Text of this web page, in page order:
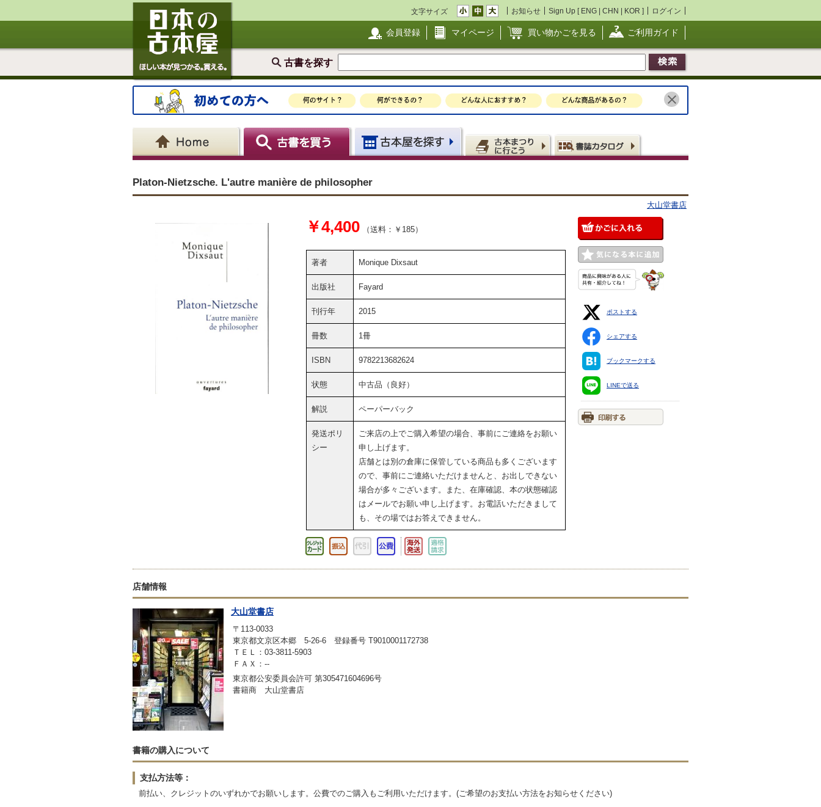
文字サイズ お知らせ Sign Up [ ENG | CHN | KOR ] ログイン
会員登録 マイページ 買い物かごを見る ご利用ガイド
古書を探す
Platon-Nietzsche. L'autre manière de philosopher
大山堂書店
￥4,400 （送料：￥185）
著者 Monique Dixsaut
出版社 Fayard
刊行年 2015
冊数 1冊
ISBN 9782213682624
状態 中古品（良好）
解説 ペーパーバック
発送ポリ
シー
ご来店の上でご購入希望の場合、事前にご連絡をお願い
申し上げます。
店舗とは別の倉庫に保管している商品も多くございます
ので、事前にご連絡いただけませんと、お出しできない
場合が多々ございます。また、在庫確認、本の状態確認
はメールでお願い申し上げます。お電話いただきまして
も、その場ではお答えできません。
ポストする
シェアする
ブックマークする
LINEで送る
店舗情報
大山堂書店
〒113-0033
東京都文京区本郷 5-26-6 登録番号 T9010001172738
ＴＥＬ：03-3811-5903
ＦＡＸ：--
東京都公安委員会許可 第305471604696号
書籍商 大山堂書店
書籍の購入について
支払方法等：
前払い、クレジットのいずれかでお願いします。公費でのご購入もご利用いただけます。(ご希望のお支払い方法をお知らせください)